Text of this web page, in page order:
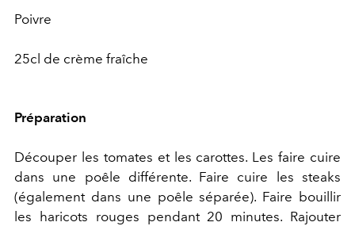
Poivre
25cl de crème fraîche
Préparation
Découper les tomates et les carottes. Les faire cuire
dans une poêle différente. Faire cuire les steaks
(également dans une poêle séparée). Faire bouillir
les haricots rouges pendant 20 minutes. Rajouter